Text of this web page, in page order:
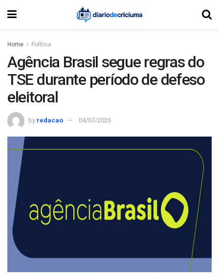
Home Política
Agência Brasil segue regras do
TSE durante período de defeso
eleitoral
by redacao 04/07/2026